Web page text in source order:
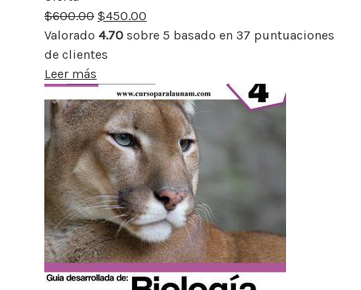
rebajado
$600.00 $450.00
Valorado 4.70 sobre 5 basado en 37 puntuaciones
de clientes
Leer más